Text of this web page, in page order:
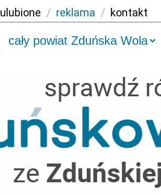
ulubione / reklama / kontakt
Szukaj